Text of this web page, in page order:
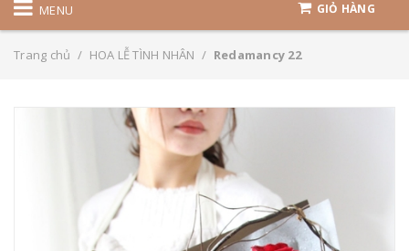
MENU GIỎ HÀNG
Trang chủ / HOA LỄ TÌNH NHÂN / Redamancy 22